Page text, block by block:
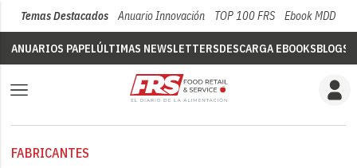
Temas Destacados Anuario Innovación TOP 100 FRS Ebook MDD
ANUARIOS PAPELÚLTIMAS NEWSLETTERSDESCARGA EBOOKSBLOGS
FABRICANTES